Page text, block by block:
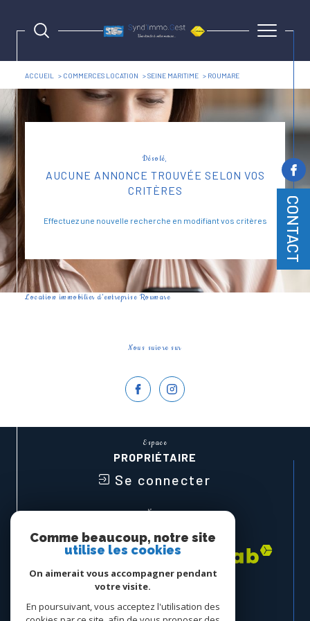
CONTACT
ACCUEIL COMMERCES LOCATION SEINE MARITIME ROUMARE
Désolé,
AUCUNE ANNONCE TROUVÉE SELON VOS
CRITÈRES
Effectuez une nouvelle recherche en modifiant vos critères
Location immobilier d'entreprise Roumare
Nous suivre sur
Espace
PROPRIÉTAIRE
Se connecter
Nous
Comme beaucoup, notre site
utilise les cookies
On aimerait vous accompagner pendant
votre visite.
En poursuivant, vous acceptez l'utilisation des